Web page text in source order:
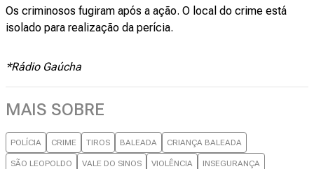
Os criminosos fugiram após a ação. O local do crime está
isolado para realização da perícia.
*Rádio Gaúcha
MAIS SOBRE
POLÍCIA CRIME TIROS BALEADA CRIANÇA BALEADA
SÃO LEOPOLDO VALE DO SINOS VIOLÊNCIA INSEGURANÇA